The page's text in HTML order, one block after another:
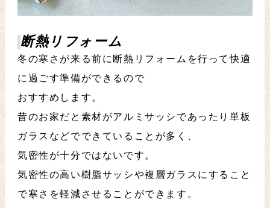
断熱リフォーム
冬の寒さが来る前に断熱リフォームを行って快適
に過ごす準備ができるので
おすすめします。
昔のお家だと素材がアルミサッシであったり単板
ガラスなどでできていることが多く、
気密性が十分ではないです。
気密性の高い樹脂サッシや複層ガラスにすること
で寒さを軽減させることができます。